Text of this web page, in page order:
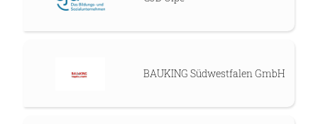
BAUKING Südwestfalen GmbH